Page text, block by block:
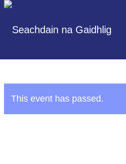
This event has passed.